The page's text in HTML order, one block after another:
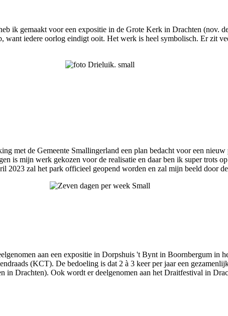
ik gemaakt voor een expositie in de Grote Kerk in Drachten (nov.
iedere oorlog eindigt ooit. Het werk is heel symbolisch. Er zit
met de Gemeente Smallingerland een plan bedacht voor een
is mijn werk gekozen voor de realisatie en daar ben ik super trots
2023 zal het park officieel geopend worden en zal mijn beeld door
aan een expositie in Dorpshuis 't Bynt in Boornbergum in
(KCT). De bedoeling is dat 2 à 3 keer per jaar een
in Drachten). Ook wordt er deelgenomen aan het Draitfestival in